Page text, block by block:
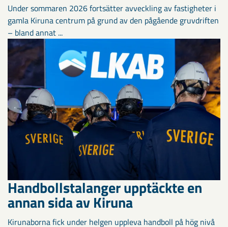
Under sommaren 2026 fortsätter avveckling av fastigheter i
gamla Kiruna centrum på grund av den pågående gruvdriften
– bland annat ...
Handbollstalanger upptäckte en
annan sida av Kiruna
Kirunaborna fick under helgen uppleva handboll på hög nivå